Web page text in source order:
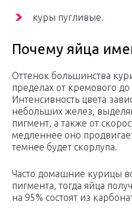
куры пугливые.
Почему яйца
Оттенок большинства
пределах от кремового
Интенсивность цвета
небольших желез,
пигмент, а также от
медленнее оно
темнее будет скорлупа.
Часто домашние курицы
пигмента, тогда яйца
на 95% состоят из